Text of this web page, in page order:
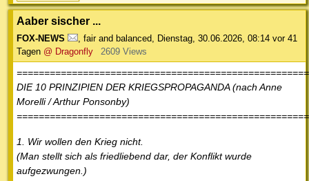
Aaber sischer ...
FOX-NEWS fair and balanced Dienstag, 30.06.2026, 08:14 vor 41
Tagen @ Dragonfly 2609 Views
DIE 10 PRINZIPIEN DER KRIEGSPROPAGANDA (nach Anne
Morelli / Arthur Ponsonby)
1. Wir wollen den Krieg nicht.
(Man stellt sich als friedliebend dar, der Konflikt wurde
aufgezwungen.)